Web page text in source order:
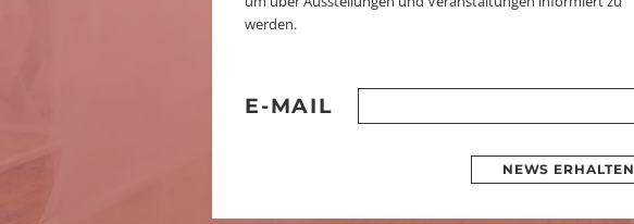
werden.
E-MAIL
NEWS ERHALTEN